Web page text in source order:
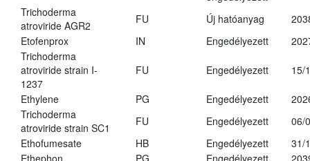
Trichoderma
atroviride AGR2
FU Új hatóanyag
Etofenprox
IN Engedélyezett
Trichoderma
atroviride strain I-
1237
FU Engedélyezett 15/
Ethylene PG Engedélyezett
Trichoderma
atroviride strain SC1
FU Engedélyezett
06/
Ethofumesate
HB Engedélyezett
31/